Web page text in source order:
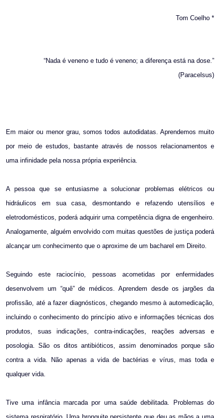
Tom Coelho *
“Nada é veneno e tudo é veneno; a diferença está na dose.”
(Paracelsus)
Em maior ou menor grau, somos todos autodidatas. Aprendemos muito
por meio de estudos, bastante através de nossos relacionamentos e
uma infinidade pela nossa própria experiência.
A pessoa que se entusiasme a solucionar problemas elétricos ou
hidráulicos em sua casa, desmontando e refazendo utensílios e
eletrodomésticos, poderá adquirir uma competência digna de engenheiro.
Analogamente, alguém envolvido com muitas questões de justiça poderá
alcançar um conhecimento que o aproxime de um bacharel em Direito.
Seguindo este raciocínio, pessoas acometidas por enfermidades
desenvolvem um “quê” de médicos. Aprendem desde os jargões da
profissão, até a fazer diagnósticos, chegando mesmo à automedicação,
incluindo o conhecimento do princípio ativo e informações técnicas dos
produtos, suas indicações, contra-indicações, reações adversas e
posologia. São os ditos antibióticos, assim denominados porque são
contra a vida. Não apenas a vida de bactérias e vírus, mas toda e
qualquer vida.
Tive uma infância marcada por uma saúde debilitada. Problemas do